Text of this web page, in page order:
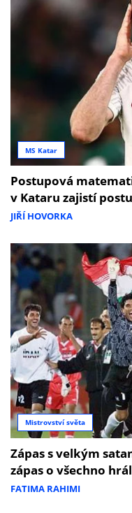
MS Katar
Postupová
v Kataru zajistí
JIŘÍ HOVORKA
Mistrovství světa
Zápas s velkým
zápas o všechno hrál
FATIMA RAHIMI